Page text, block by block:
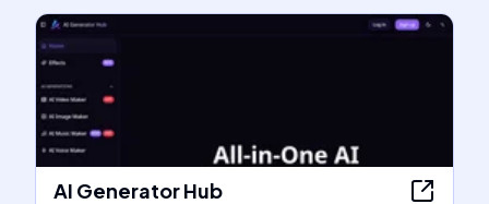
AI Generator Hub